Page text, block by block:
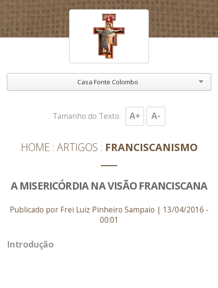
Casa Fonte Colombo
HOME ARTIGOS FRANCISCANISMO
Tamanho do Texto: A+ A-
A MISERICÓRDIA NA VISÃO FRANCISCANA
Publicado por Frei Luiz Pinheiro Sampaio | 13/04/2016 -
00:01
Introdução